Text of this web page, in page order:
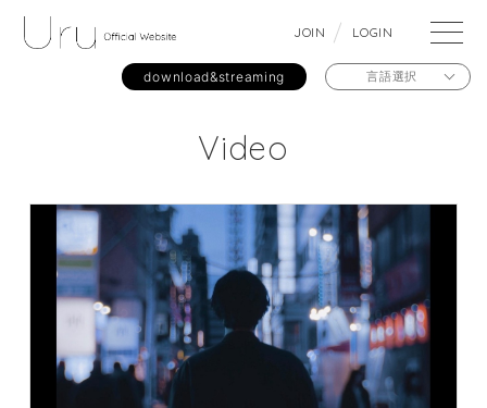
JOI N LOGI N
download&streaming 言語選択
Video